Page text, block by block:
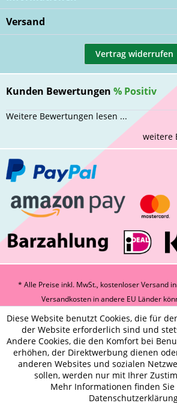
Versand
Vertrag widerrufen
Kunden Bewertungen % Positiv
Weitere Bewertungen lesen ...
weitere
* Alle Preise inkl. MwSt., kostenloser Versand
Versandkosten in andere EU Länder
Diese Website benutzt Cookies, die für
der Website erforderlich sind und
Andere Cookies, die den Komfort bei
erhöhen, der Direktwerbung dienen
anderen Websites und sozialen
sollen, werden nur mit Ihrer
Mehr Informationen finden